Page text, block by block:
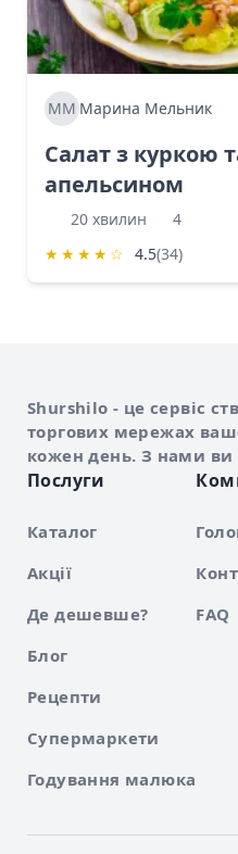
ММ Марина Мельник
Салат з куркою
апельсином
20 хвилин
4
★ ★ ★ ★ ☆ 4.5(34)
Про сервіс Shurshilo
Shurshilo - це сервіс
торгових мережах
кожен день. З нами ви
Послуги
Каталог
Акції
Де дешевше?
Блог
Рецепти
Супермаркети
Годування малюка
FAQ